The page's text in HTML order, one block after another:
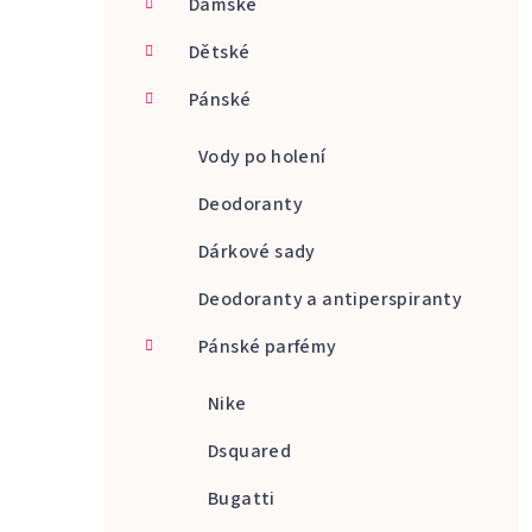
Dětské
Pánské
Vody po holení
Deodoranty
Dárkové sady
Deodoranty a antiperspiranty
Pánské parfémy
Nike
Dsquared
Bugatti